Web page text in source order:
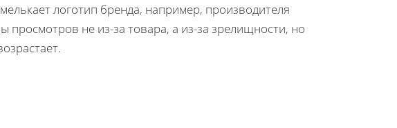
логотип бренда, например, производителя
просмотров не из-за товара, а из-за зрелищности, но